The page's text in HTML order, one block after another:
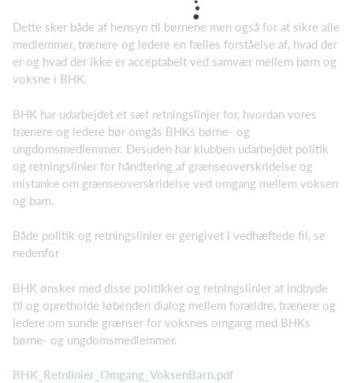
Dette sker både af hensyn til børnene men også for at sikre alle
medlemmer, trænere og ledere en fælles forståelse af, hvad der
er og hvad der ikke er acceptabelt ved samvær mellem børn og
voksne i BHK.
BHK har udarbejdet et sæt retningslinjer for, hvordan vores
trænere og ledere bør omgås BHKs børne- og
ungdomsmedlemmer. Desuden har klubben udarbejdet politik
og retningslinier for håndtering af grænseoverskridelse og
mistanke om grænseoverskridelse ved omgang mellem voksen
og barn.
Både politik og retningslinier er gengivet i vedhæftede fil, se
nedenfor
BHK ønsker med disse politikker og retningslinier at indbyde
til og opretholde løbenden dialog mellem forældre, trænere og
ledere om sunde grænser for voksnes omgang med BHKs
børne- og ungdomsmedlemmer.
BHK_Retnlinier_Omgang_VoksenBarn.pdf